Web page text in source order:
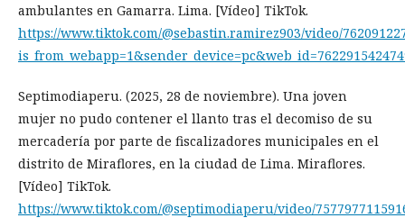
ambulantes en Gamarra. Lima. [Vídeo] TikTok.
https://www.tiktok.com/@sebastin.ramirez903/video/
Septimodiaperu. (2025, 28 de noviembre). Una joven
mujer no pudo contener el llanto tras el decomiso de su
mercadería por parte de fiscalizadores municipales en el
distrito de Miraflores, en la ciudad de Lima. Miraflores.
[Vídeo] TikTok.
https://www.tiktok.com/@septimodiaperu/video/